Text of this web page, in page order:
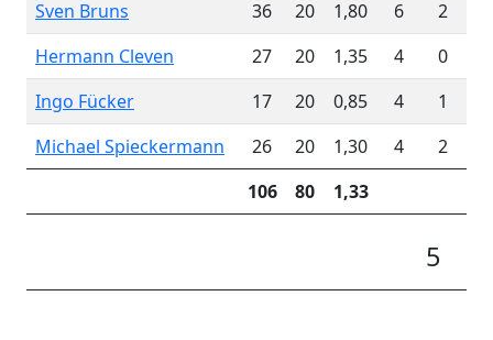
Sven Bruns
36 20 1,80 6
2
Hermann Cleven
27 20 1,35 4
0
Ingo Fücker
17 20 0,85 4
1
Michael Spieckermann
26 20 1,30 4
2
106
80 1,33
5